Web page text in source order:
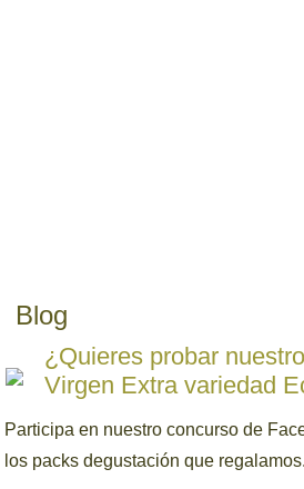
Blog
¿Quieres probar
Virgen Extra variedad
Participa en nuestro concurso de
los packs degustación que regalamos.